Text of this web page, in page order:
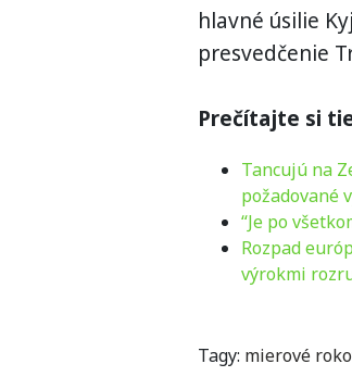
hlavné úsilie
presvedčenie
Prečítajte si
Tancujú na
požadované
“Je po
Rozpad
výrokmi
Tagy: mierové